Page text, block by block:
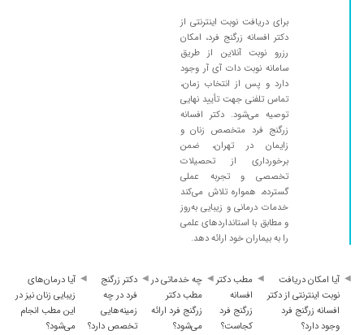
برای دریافت نوبت اینترنتی از
دکتر افسانه زرگنج فرد، امکان
رزرو نوبت آنلاین از طریق
سامانه نوبت دات آی آر وجود
دارد و پس از انتخاب زمان،
تماس تلفنی جهت تأیید نهایی
توصیه می‌شود. دکتر افسانه
زرگنج فرد متخصص زنان و
زایمان در تهران، ضمن
برخورداری از تحصیلات
تخصصی و تجربه عملی
گسترده، همواره تلاش می‌کند
خدمات درمانی و زیبایی به‌روز
و مطابق با استانداردهای علمی
را به بیماران خود ارائه دهد.
آیا امکان دریافت
نوبت اینترنتی از دکتر
افسانه زرگنج فرد
وجود دارد؟
مطب دکتر
افسانه
زرگنج فرد
کجاست؟
چه خدماتی در
مطب دکتر
زرگنج فرد ارائه
می‌شود؟
دکتر زرگنج
فرد در چه
زمینه‌هایی
تخصص دارد؟
آیا درمان‌های
زیبایی زنان نیز در
این مطب انجام
می‌شود؟